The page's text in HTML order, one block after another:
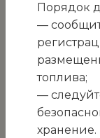
в
Порядок
—
топлива;
—
хранение.